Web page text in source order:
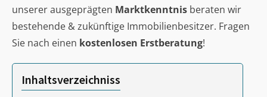
unserer ausgeprägten Marktkenntnis beraten wir
bestehende & zukünftige Immobilienbesitzer. Fragen
Sie nach einen kostenlosen Erstberatung!
Inhaltsverzeichniss